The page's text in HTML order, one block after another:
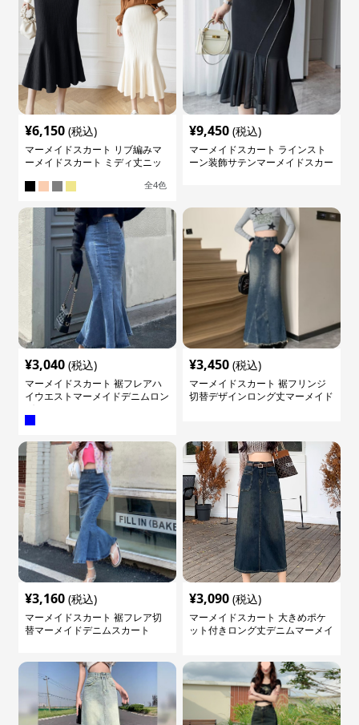
¥6,150 (税込)
マーメイドスカート リブ編みマ
ーメイドスカート ミディ丈ニッ
全4色
¥9,450 (税込)
マーメイドスカート ラインスト
ーン装飾サテンマーメイドスカー
¥3,040 (税込)
マーメイドスカート 裾フレアハ
イウエストマーメイドデニムロン
グスカート
¥3,450 (税込)
マーメイドスカート 裾フリンジ
切替デザインロング丈マーメイド
¥3,160 (税込)
マーメイドスカート 裾フレア切
替マーメイドデニムスカート
¥3,090 (税込)
マーメイドスカート 大きめポケ
ット付きロング丈デニムマーメイ